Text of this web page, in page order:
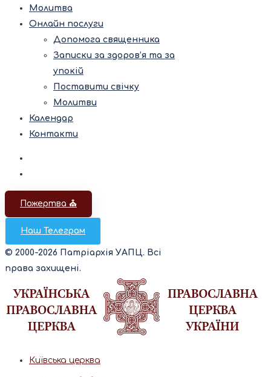
Молитва
Онлайн послуги
Допомога священника
Записки за здоров’я та за
упокій
Поставити свічку
Молитви
Календар
Контакти
Пожертва ⛪️
Наш Телеграм
© 2000-2026 Патріархія УАПЦ. Всі
права захищені.
Київська церква